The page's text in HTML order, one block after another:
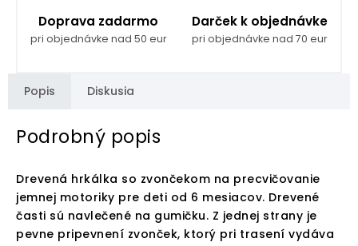
Doprava zadarmo
pri objednávke nad 50 eur
Darček k objednávke
pri objednávke nad 70 eur
Popis Diskusia
Podrobný popis
Drevená hrkálka so zvončekom na precvičovanie
jemnej motoriky pre deti od 6 mesiacov. Drevené
časti sú navlečené na gumičku. Z jednej strany je
pevne pripevnení zvonček, ktorý pri trasení vydáva